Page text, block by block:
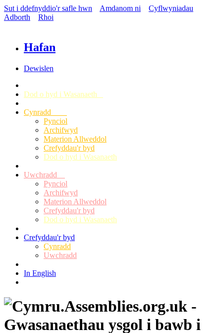
Sut i ddefnyddio'r safle hwn Amdanom ni
Cyflwyniadau
Adborth
Rhoi
Hafan
Dewislen
Dod o hyd i Wasanaeth
Cynradd
Pynciol
Archifwyd
Materion Allweddol
Crefyddau'r byd
Dod o hyd i Wasanaeth
Uwchradd
Pynciol
Archifwyd
Materion Allweddol
Crefyddau'r byd
Dod o hyd i Wasanaeth
Crefyddau'r byd
Cynradd
Uwchradd
In English